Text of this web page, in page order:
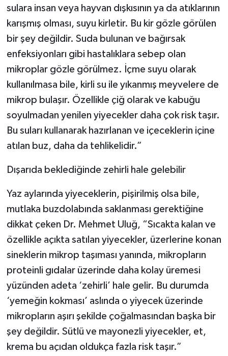
sulara insan veya hayvan dışkısının ya da atıklarının
karışmış olması, suyu kirletir. Bu kir gözle görülen
bir şey değildir. Suda bulunan ve bağırsak
enfeksiyonları gibi hastalıklara sebep olan
mikroplar gözle görülmez. İçme suyu olarak
kullanılmasa bile, kirli su ile yıkanmış meyvelere de
mikrop bulaşır. Özellikle çiğ olarak ve kabuğu
soyulmadan yenilen yiyecekler daha çok risk taşır.
Bu suları kullanarak hazırlanan ve içeceklerin içine
atılan buz, daha da tehlikelidir.”
Dışarıda beklediğinde zehirli hale gelebilir
Yaz aylarında yiyeceklerin, pişirilmiş olsa bile,
mutlaka buzdolabında saklanması gerektiğine
dikkat çeken Dr. Mehmet Uluğ, “Sıcakta kalan ve
özellikle açıkta satılan yiyecekler, üzerlerine konan
sineklerin mikrop taşıması yanında, mikropların
proteinli gıdalar üzerinde daha kolay üremesi
yüzünden adeta ‘zehirli’ hale gelir. Bu durumda
‘yemeğin kokması’ aslında o yiyecek üzerinde
mikropların aşırı şekilde çoğalmasından başka bir
şey değildir. Sütlü ve mayonezli yiyecekler, et,
krema bu açıdan oldukça fazla risk taşır.”